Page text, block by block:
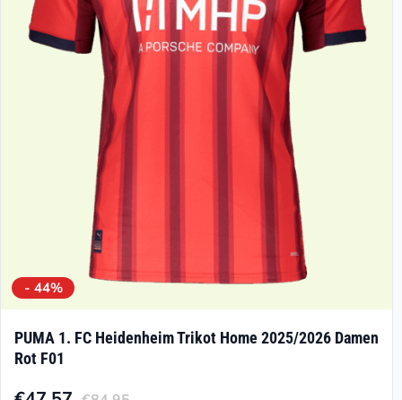
Optionen
können
Produktseite
- 44%
PUMA 1. FC Heidenheim Trikot Home 2025/2026 Damen
Rot F01